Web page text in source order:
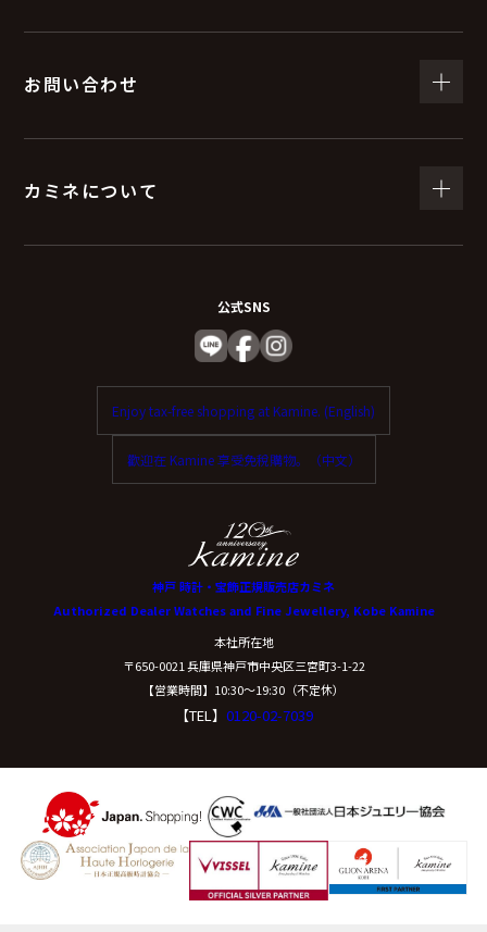
お問い合わせ
カミネについて
公式SNS
Enjoy tax-free shopping at Kamine. (English)
歡迎在 Kamine 享受免稅購物。（中文）
神戸 時計・宝飾正規販売店カミネ
Authorized Dealer Watches and Fine Jewellery, Kobe Kamine
本社所在地
〒650-0021 兵庫県神戸市中央区三宮町3-1-22
【営業時間】10:30〜19:30（不定休）
【TEL】 0120-02-7039